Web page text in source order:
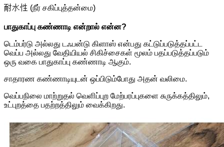
耐水性 (நீர் சகிப்புத்தன்மை)
பாதுகாப்பு கண்ணாடி என்றால் என்ன?
டெம்பர்டு அல்லது டஃபன்டு கிளாஸ் என்பது கட்டுப்படுத்தப்பட்ட
வெப்ப அல்லது வேதியியல் சிகிச்சைகள் மூலம் பதப்படுத்தப்படும்
ஒரு வகை பாதுகாப்பு கண்ணாடி ஆகும்.
சாதாரண கண்ணாடியுடன் ஒப்பிடும்போது அதன் வலிமை.
வெப்பநிலை மாற்றுதல் வெளிப்புற மேற்பரப்புகளை சுருக்கத்திலும்,
உட்புறத்தை பதற்றத்திலும் வைக்கிறது.